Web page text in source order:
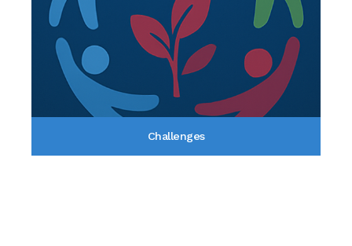
Challenges